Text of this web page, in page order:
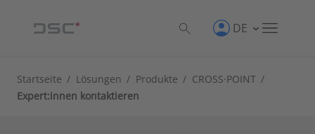
DE
Startseite / Lösungen / Produkte / CROSS·POINT /
Expert:innen kontaktieren